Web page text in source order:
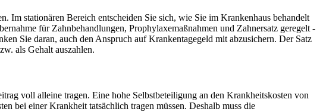
stationären Bereich entscheiden Sie sich, wie Sie im Krankenhaus behandelt
für Zahnbehandlungen, Prophylaxemaßnahmen und Zahnersatz geregelt -
Sie daran, auch den Anspruch auf Krankentagegeld mit abzusichern. Der Satz
als Gehalt auszahlen.
voll alleine tragen. Eine hohe Selbstbeteiligung an den Krankheitskosten von
bei einer Krankheit tatsächlich tragen müssen. Deshalb muss die